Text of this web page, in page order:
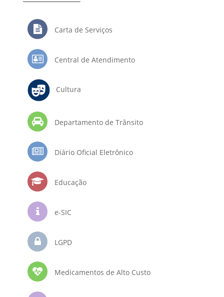
Carta de Serviços
Central de Atendimento
Cultura
Departamento de Trânsito
Diário Oficial Eletrônico
Educação
e-SIC
LGPD
Medicamentos de Alto Custo